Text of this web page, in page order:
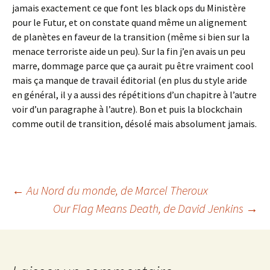
jamais exactement ce que font les black ops du Ministère
pour le Futur, et on constate quand même un alignement
de planètes en faveur de la transition (même si bien sur la
menace terroriste aide un peu). Sur la fin j’en avais un peu
marre, dommage parce que ça aurait pu être vraiment cool
mais ça manque de travail éditorial (en plus du style aride
en général, il y a aussi des répétitions d’un chapitre à l’autre
voir d’un paragraphe à l’autre). Bon et puis la blockchain
comme outil de transition, désolé mais absolument jamais.
Navigation
des
← Au Nord du monde, de Marcel Theroux
Our Flag Means Death, de David Jenkins →